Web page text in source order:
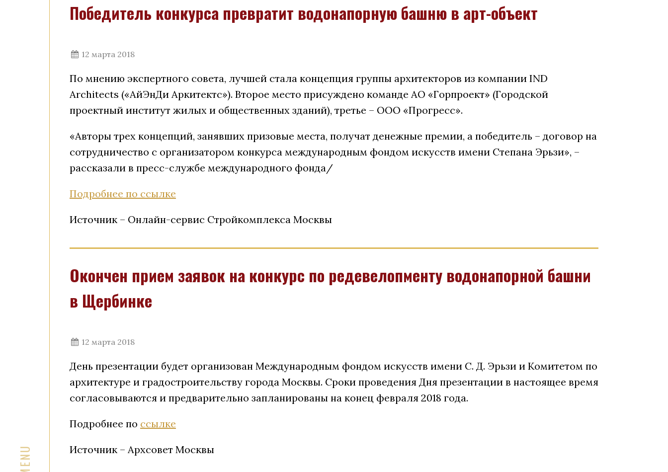
Победитель конкурса превратит водонапорную башню в арт-объект
12 марта 2018
По мнению экспертного совета, лучшей стала концепция группы архитекторов из компании IND
Architects («АйЭнДи Аркитектс»). Второе место присуждено команде АО «Горпроект» (Городской
проектный институт жилых и общественных зданий), третье – ООО «Прогресс».
«Авторы трех концепций, занявших призовые места, получат денежные премии, а победитель – договор на
сотрудничество с организатором конкурса международным фондом искусств имени Степана Эрьзи», –
рассказали в пресс-службе международного фонда/
Подробнее по ссылке
Источник – Онлайн-сервис Стройкомплекса Москвы
Окончен прием заявок на конкурс по редевелопменту водонапорной башни
в Щербинке
12 марта 2018
День презентации будет организован Международным фондом искусств имени С. Д. Эрьзи и Комитетом по
архитектуре и градостроительству города Москвы. Сроки проведения Дня презентации в настоящее время
согласовываются и предварительно запланированы на конец февраля 2018 года.
Подробнее по ссылке
Источник – Архсовет Москвы